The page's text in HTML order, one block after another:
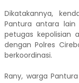
Dikatakannya,
Pantura antara lain
petugas kepolisian
dengan Polres
berkoordinasi.
Rany, warga